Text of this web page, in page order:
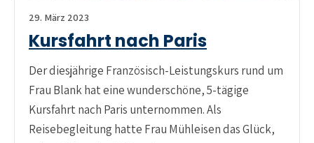
29. März 2023
Kursfahrt nach Paris
Der diesjährige Französisch-Leistungskurs rund um
Frau Blank hat eine wunderschöne, 5-tägige
Kursfahrt nach Paris unternommen. Als
Reisebegleitung hatte Frau Mühleisen das Glück,